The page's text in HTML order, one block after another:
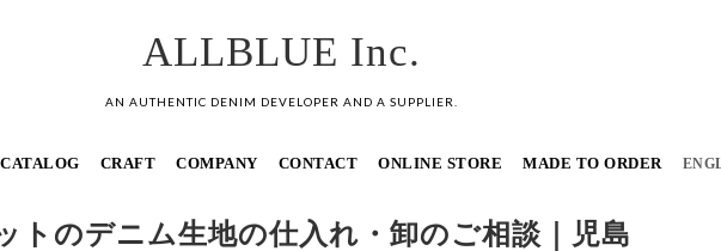
ALLBLUE Inc.
AN AUTHENTIC DENIM DEVELOPER AND A SUPPLIER.
CATALOG CRAFT COMPANY CONTACT ONLINE STORE MADE TO ORDER
トのデニム生地の仕入れ・卸のご相談｜児島